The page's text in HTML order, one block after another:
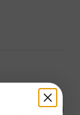
100%
a relaxed